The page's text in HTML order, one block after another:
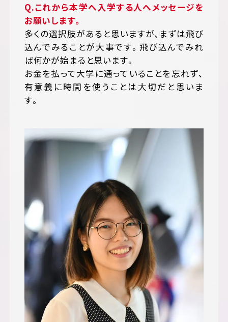
Q.これから本学へ入学する人へメッセージを
お願いします。
多くの選択肢があると思いますが、まずは飛び
込んでみることが大事です。飛び込んでみれ
ば何かが始まると思います。
お金を払って大学に通っていることを忘れず、
有意義に時間を使うことは大切だと思いま
す。